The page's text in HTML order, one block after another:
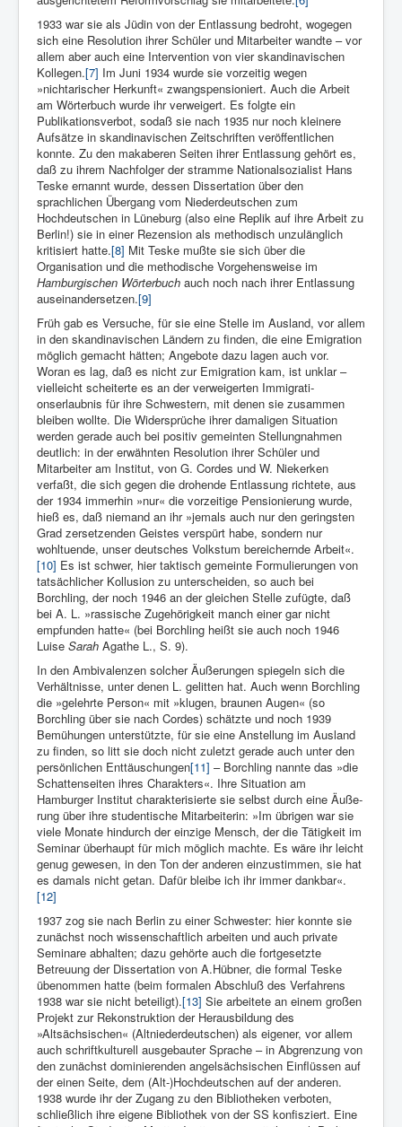
1933 war sie als Jüdin von der Entlassung bedroht, wogegen
sich eine Resolution ihrer Schüler und Mitarbeiter wandte – vor
allem aber auch eine Intervention von vier skandinavischen
Kollegen.[7] Im Juni 1934 wurde sie vorzeitig wegen
»nichtarischer Herkunft« zwangspensioniert. Auch die Arbeit
am Wörterbuch wurde ihr verweigert. Es folgte ein
Publikationsverbot, sodaß sie nach 1935 nur noch kleinere
Aufsätze in skandinavischen Zeitschriften veröffentlichen
konnte. Zu den makaberen Seiten ihrer Entlassung gehört es,
daß zu ihrem Nachfolger der stramme Nationalsozialist Hans
Teske ernannt wurde, dessen Dissertation über den
sprachlichen Übergang vom Niederdeutschen zum
Hochdeutschen in Lüneburg (also eine Replik auf ihre Arbeit zu
Berlin!) sie in einer Rezension als methodisch unzulänglich
kritisiert hatte.[8] Mit Teske mußte sie sich über die
Organisation und die methodische Vorgehensweise im
Hamburgischen Wörterbuch auch noch nach ihrer Entlassung
auseinandersetzen.[9]
Früh gab es Versuche, für sie eine Stelle im Aus­land, vor allem
in den skandinavischen Län­dern zu finden, die eine Emigration
möglich gemacht hätten; Ange­bote dazu lagen auch vor.
Woran es lag, daß es nicht zur Emigration kam, ist unklar –
vielleicht scheiterte es an der verweigerten Immigrati­
onserlaubnis für ihre Schwestern, mit denen sie zusammen
bleiben wollte. Die Wider­sprüche ihrer dama­ligen Situation
werden gerade auch bei positiv gemeinten Stellung­nahmen
deutlich: in der erwähnten Resolution ihrer Schü­ler und
Mitarbeiter am Institut, von G. Cordes und W. Niekerken
verfaßt, die sich ge­gen die drohende Entlassung richtete, aus
der 1934 immerhin »nur« die vorzeitige Pensionierung wurde,
hieß es, daß niemand an ihr »jemals auch nur den geringsten
Grad zersetzen­den Geistes verspürt habe, sondern nur
wohltuende, unser deutsches Volkstum berei­chernde Arbeit«.
[10] Es ist schwer, hier taktisch gemeinte Formu­lierungen von
tatsächlicher Kollusion zu unterscheiden, so auch bei
Borchling, der noch 1946 an der gleichen Stelle zufügte, daß
bei A. L. »rassi­sche Zugehörigkeit manch einer gar nicht
empfunden hatte« (bei Borchling heißt sie auch noch 1946
Luise Sarah Agathe L., S. 9).
In den Ambivalenzen solcher Äußerungen spiegeln sich die
Verhältnisse, unter denen L. gelitten hat. Auch wenn Borchling
die »gelehrte Person« mit »klugen, braunen Augen« (so
Borchling über sie nach Cordes) schätzte und noch 1939
Bemühungen unterstützte, für sie eine Anstellung im Ausland
zu finden, so litt sie doch nicht zuletzt gerade auch unter den
persönlichen Enttäuschungen[11] – Borchling nannte das »die
Schattenseiten ihres Charakters«. Ihre Situation am
Hamburger Institut charakterisierte sie selbst durch eine Äuße­
rung über ihre studentische Mitarbeiterin: »Im übrigen war sie
viele Monate hindurch der einzige Mensch, der die Tätig­keit im
Seminar überhaupt für mich möglich machte. Es wäre ihr leicht
ge­nug gewesen, in den Ton der anderen einzustimmen, sie hat
es da­mals nicht getan. Dafür bleibe ich ihr immer dankbar«.
[12]
1937 zog sie nach Berlin zu einer Schwester: hier konnte sie
zunächst noch wissenschaftlich arbeiten und auch pri­vate
Seminare abhalten; dazu gehörte auch die fortgesetzte
Betreuung der Dissertation von A.Hübner, die formal Teske
übenommen hatte (beim formalen Abschluß des Verfahrens
1938 war sie nicht beteiligt).[13] Sie arbeitete an einem großen
Projekt zur Rekonstruktion der Herausbildung des
»Altsächsischen« (Altniederdeutschen) als eigener, vor allem
auch schriftkulturell ausgebauter Sprache – in Abgrenzung von
den zunächst dominierenden angelsächsischen Einflüssen auf
der einen Seite, dem (Alt-)Hochdeutschen auf der anderen.
1938 wurde ihr der Zugang zu den Bibliotheken verboten,
schließlich ihre eigene Bibliothek von der SS konfisziert. Eine